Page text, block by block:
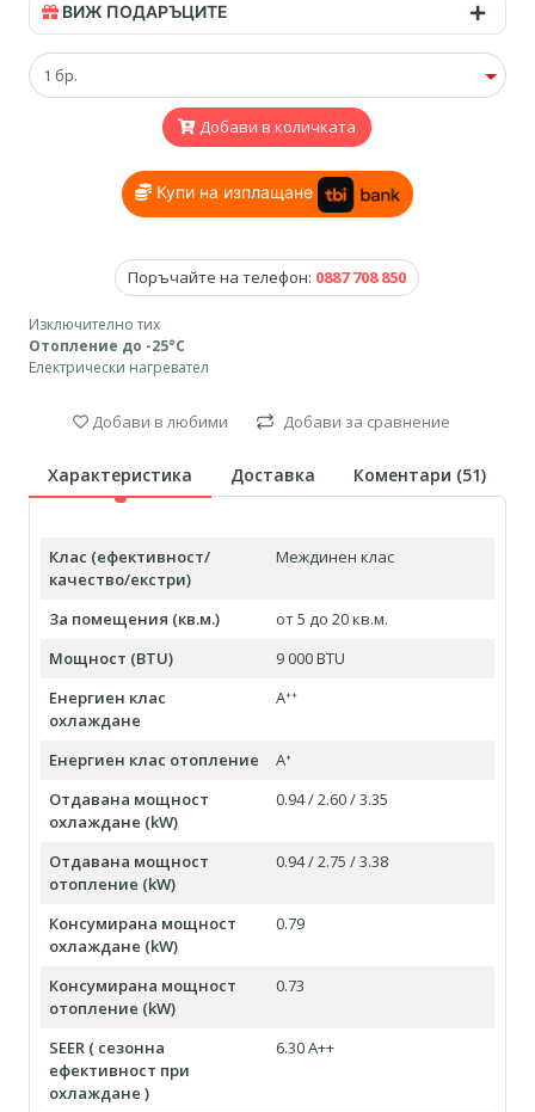
ВИЖ ПОДАРЪЦИТЕ
Добави в количката
Купи на изплащане
Поръчайте на телефон: 0887 708 850
Изключително тих
Отопление до -25°С
Електрически нагревател
Добави в любими Добави за сравнение
Характеристика Доставка Коментари (51)
Клас (ефективност/
качество/екстри)
Междинен клас
За помещения (кв.м.)
от 5 до 20 кв.м.
Мощност (BTU)
9 000 BTU
Енергиен клас
охлаждане
Aᐩᐩ
Енергиен клас отопление
Aᐩ
Отдавана мощност
охлаждане (kW)
0.94 / 2.60 / 3.35
Отдавана мощност
отопление (kW)
0.94 / 2.75 / 3.38
Консумирана мощност
охлаждане (kW)
0.79
Консумирана мощност
отопление (kW)
0.73
SEER ( сезонна
ефективност при
охлаждане )
6.30 А++